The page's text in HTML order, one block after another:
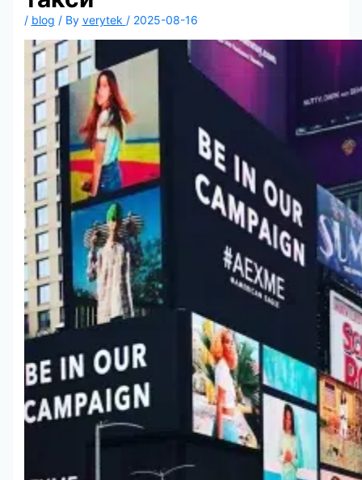
/ blog / By verytek / 2025-08-16